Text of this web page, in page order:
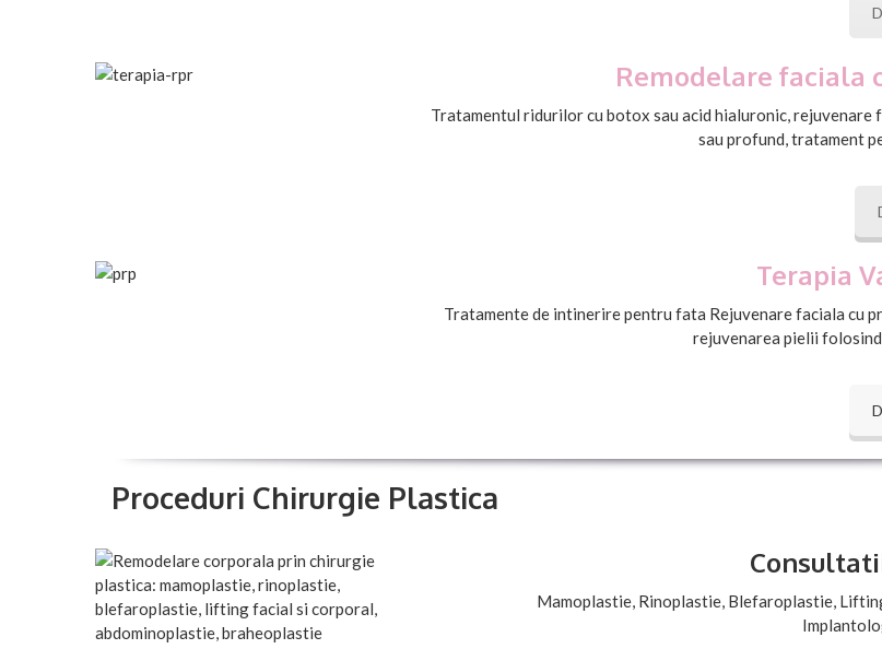
Remodelare faciala
Tratamentul ridurilor cu botox sau acid hialuronic, rejuvenare
sau profund, tratament
Terapia
Tratamente de intinerire pentru fata Rejuvenare faciala cu
rejuvenarea pielii
Proceduri Chirurgie Plastica
Mamoplastie, Rinoplastie, Blefaroplastie,